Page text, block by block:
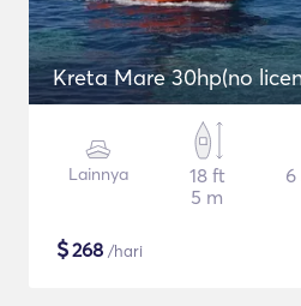
Kreta Mare 30hp(no
Lainnya
18 ft
5 m
$268 /hari